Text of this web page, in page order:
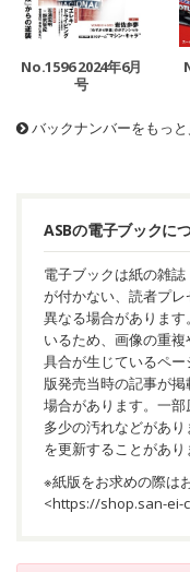
No.1596 2024年6月
号
バックナンバーをもっ
ASBの電子ブックに
電子ブックは紙の雑
が付かない、読者プ
異なる場合がありま
いるため、画像の重
具合が生じているペ
版発売当時の記事が
場合があります。一部
多少の汚れなどがあ
を更新することがあり
※紙版をお求めの際は
<https://shop.san-ei-